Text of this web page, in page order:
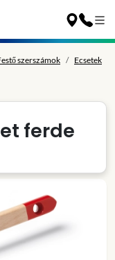
szerszámok
Ecsetek
ferde